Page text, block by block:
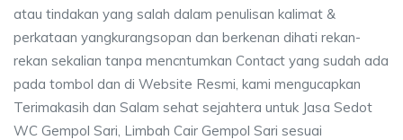
atau tindakan yang salah dalam penulisan kalimat &
perkataan yangkurangsopan dan berkenan dihati rekan-
rekan sekalian tanpa mencntumkan Contact yang sudah ada
pada tombol dan di Website Resmi, kami mengucapkan
Terimakasih dan Salam sehat sejahtera untuk Jasa Sedot
WC Gempol Sari, Limbah Cair Gempol Sari sesuai